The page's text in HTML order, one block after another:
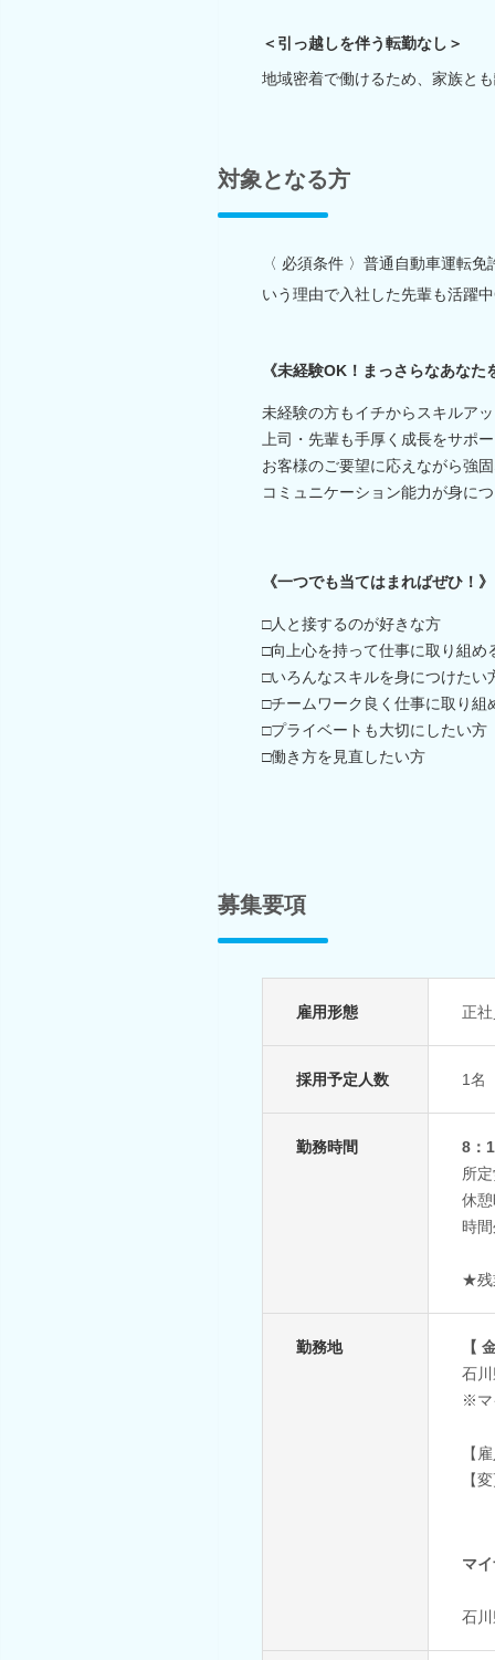
＜引っ越しを伴う転勤なし＞
地域密着で働けるため、家族と
対象となる方
〈 必須条件 〉普通自動車運転
いう理由で入社した先輩も活躍
《未経験OK！まっさらなあなた
未経験の方もイチからスキルア
上司・先輩も手厚く成長をサポ
お客様のご要望に応えながら強
コミュニケーション能力が身に
《一つでも当てはまればぜひ！》
□人と接するのが好きな方
□向上心を持って仕事に取り組め
□いろんなスキルを身につけたい
□チームワーク良く仕事に取り組
□プライベートも大切にしたい方
□働き方を見直したい方
募集要項
雇用形態 正
採用予定人数 1名
勤務時間
8：
所
休
時
★残
勤務地
【
石
※マ
【
【
マ
石